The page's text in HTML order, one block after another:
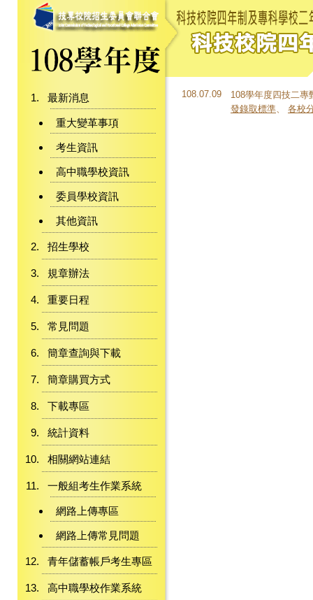
最新消息
重大變革事項
考生資訊
高中職學校資訊
委員學校資訊
其他資訊
招生學校
規章辦法
重要日程
常見問題
簡章查詢與下載
簡章購買方式
下載專區
統計資料
相關網站連結
一般組考生作業系統
網路上傳專區
網路上傳常見問題
青年儲蓄帳戶考生專區
高中職學校作業系統
108.07.09
108學年度四技二
發錄取標準、 各校